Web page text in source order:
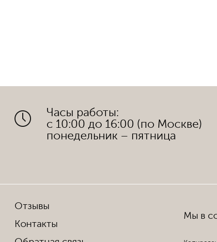
Часы работы:
с 10:00 до 16:00 (по Москве)
понедельник – пятница
Отзывы
Контакты
Мы в